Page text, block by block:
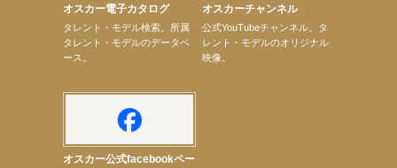
【昆虫ハンター牧田習】7月25日（土）NHKラジオ「石丸謙二郎の山カフェ」出演
オスカー電子カタログ
タレント・モデル検索。所属
タレント・モデルのデータベ
ース。
オスカーチャンネル
公式YouTubeチャンネル。タ
レント・モデルのオリジナル
映像。
オスカー公式facebookペー